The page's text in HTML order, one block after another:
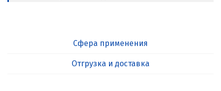
Сфера применения
Отгрузка и доставка